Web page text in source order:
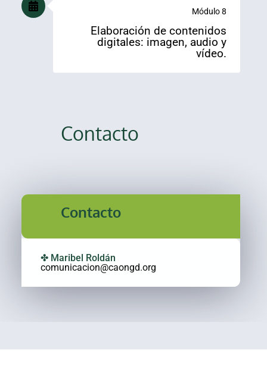
Módulo 8
Elaboración de contenidos
digitales: imagen, audio y
vídeo.
Contacto
Contacto
✤ Maribel Roldán
comunicacion@caongd.org